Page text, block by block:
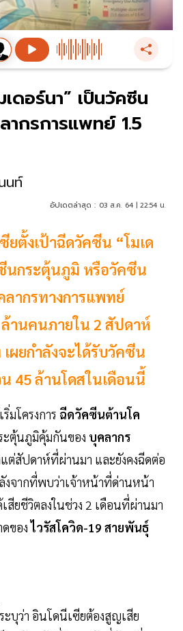
ดอร์นา” เป็นวัคซีน
ากรการแพทย์ 1.5
นท์
อัปเดตล่าสุด : 03 ส.ค. 64 | 22:54 น.
ยตั้งเป้าฉีดวัคซีน “โมเด
นกระตุ้นภูมิ หรือวัคซีน
ลากรทางการแพทย์
ล้านคนภายใน 2 สัปดาห์
ผยกำลังจะได้รับวัคซีน
45 ล้านโดสในเดือนนี้
ริ่มโครงการ ฉีดวัคซีนต้านโค
ะตุ้นภูมิคุ้มกันของ บุคลากร
ต่สัปดาห์ที่ผ่านมา และยังคงฉีดต่อ
งจากที่พบว่าเจ้าหน้าที่ด่านหน้า
สียชีวิตลงในช่วง 2 เดือนที่ผ่านมา
ดของไวรัสโควิด-19 สายพันธุ์
บุว่า อินโดนีเซียต้องสูญเสีย